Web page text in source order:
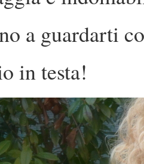
a guardarti
in testa!